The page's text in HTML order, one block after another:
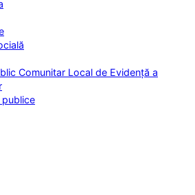
Comunitar Local de Evidență a
publice